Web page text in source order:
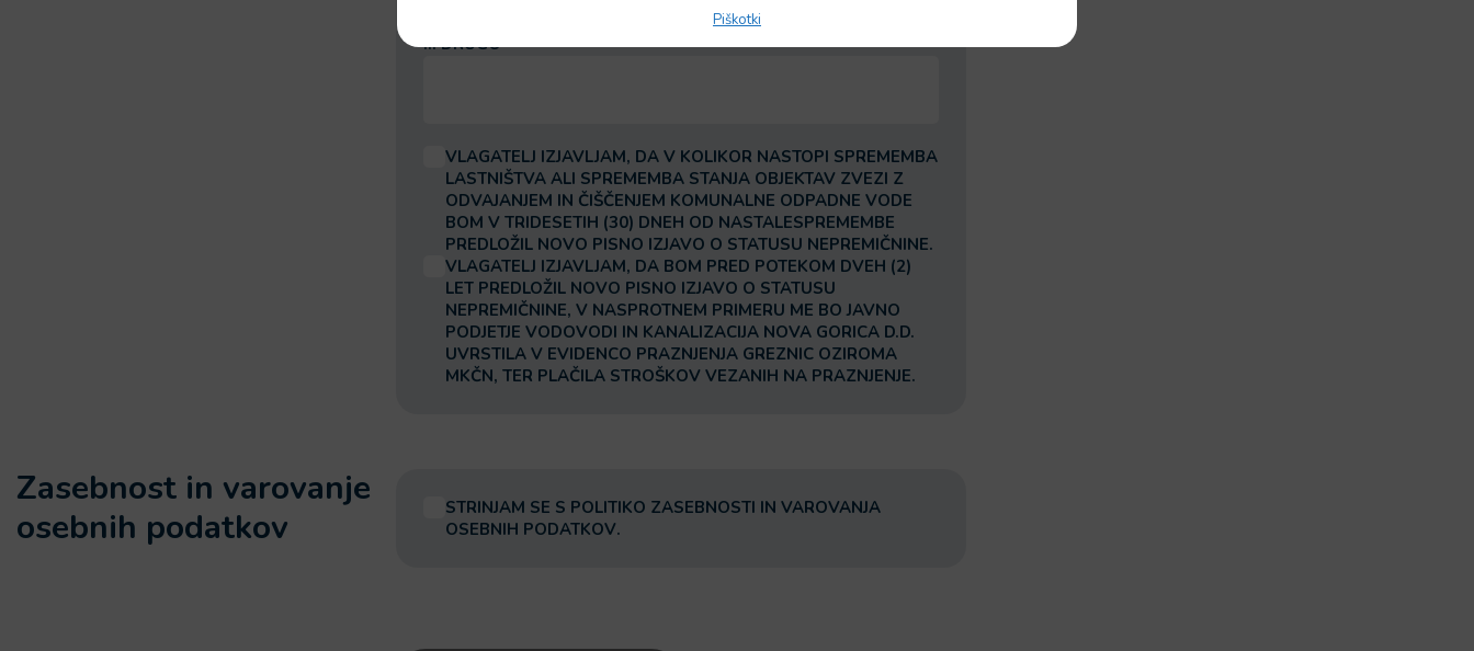
Piškotki
… DRUGO
IZJAVA*
VLAGATELJ IZJAVLJAM, DA V KOLIKOR NASTOPI SPREMEMBA
LASTNIŠTVA ALI SPREMEMBA STANJA OBJEKTAV ZVEZI Z
ODVAJANJEM IN ČIŠČENJEM KOMUNALNE ODPADNE VODE
BOM V TRIDESETIH (30) DNEH OD NASTALESPREMEMBE
PREDLOŽIL NOVO PISNO IZJAVO O STATUSU NEPREMIČNINE.
VLAGATELJ IZJAVLJAM, DA BOM PRED POTEKOM DVEH (2)
LET PREDLOŽIL NOVO PISNO IZJAVO O STATUSU
NEPREMIČNINE, V NASPROTNEM PRIMERU ME BO JAVNO
PODJETJE VODOVODI IN KANALIZACIJA NOVA GORICA D.D.
UVRSTILA V EVIDENCO PRAZNJENJA GREZNIC OZIROMA
MKČN, TER PLAČILA STROŠKOV VEZANIH NA PRAZNJENJE.
Zasebnost in varovanje
osebnih podatkov
STRINJAM SE S POLITIKO ZASEBNOSTI IN VAROVANJA
OSEBNIH PODATKOV.